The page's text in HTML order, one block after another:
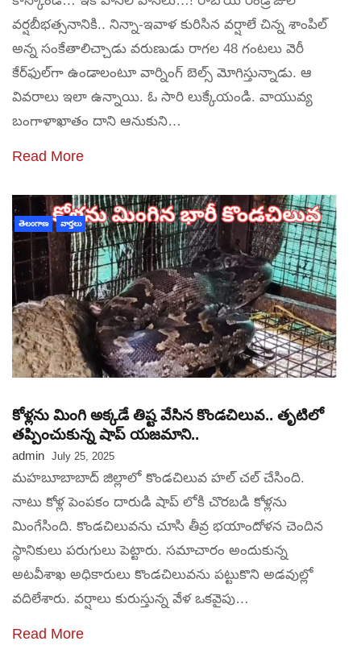
వర్షబీభత్సనానికి.. నిన్నా-ఇవాళ కురిసిన వర్షాలే చిన్న శాంపిల్‌
అన్న సంకేతాలిచ్చాడు వరుణుడు రాగల 48 గంటలు వెరీ
కేర్‌ఫుల్‌గా ఉండాలంటూ వార్నింగ్‌ బెల్స్‌ మోగిస్తున్నాడు. ఆ
వివరాలు ఇలా ఉన్నాయి. ఓ సారి లుక్కేయండి. వాయువ్య
బంగాళాఖాతం దాని ఆనుకుని…
Read More
తెలంగాణ వార్తలు
కోళ్లను మింగి అక్కడే తిష్ట వేసిన కొండచిలువ.. తృటిలో
తప్పించుకున్న షాప్‌ యజమాని..
admin July 25, 2025
మహబూబాబాద్ జిల్లాలో కొండచిలువ హల్ చల్ చేసింది.
నాటు కోళ్ల పెంపకం దారుడి షాప్ లోకి చొరబడి కోళ్లను
మింగేసింది. కొండచిలువను చూసి తీవ్ర భయాందోళన చెందిన
స్థానికులు పరుగులు పెట్టారు. సమాచారం అందుకున్న
అటవీశాఖ అధికారులు కొండచిలువను పట్టుకొని అడవుల్లో
వదిలేశారు. వర్షాలు కురుస్తున్న వేళ ఒకవైపు…
Read More